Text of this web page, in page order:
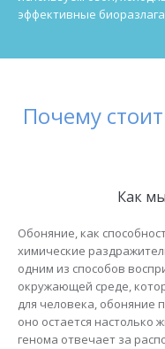
эффективные
Почему
Как
Обоняние, как
химические
одним из способов
окружающей среде,
для человека, обоняние
оно остается настолько
генома отвечает за